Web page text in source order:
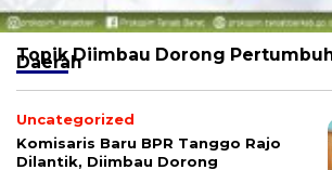
Topik Diimbau Dorong
Daerah
Uncategorized
Komisaris Baru BPR Tanggo Rajo
Dilantik, Diimbau Dorong